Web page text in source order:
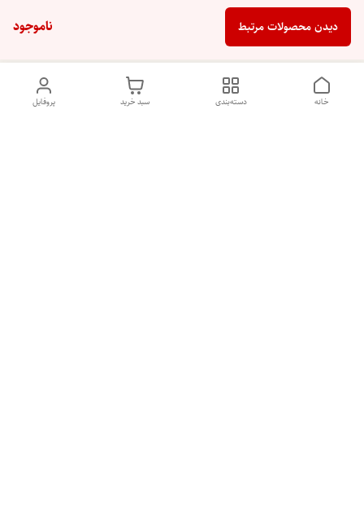
ناموجود دیدن محصولات مرتبط
پروفایل سبد خرید دسته‌بندی خانه